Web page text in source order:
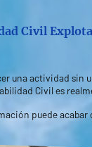
Civil
una actividad sin
Civil es
puede acabar